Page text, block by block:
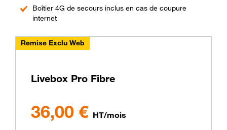
Boîtier 4G de secours inclus en cas de coupure
internet
Remise Exclu Web
Livebox Pro Fibre
36,00 € HT/mois